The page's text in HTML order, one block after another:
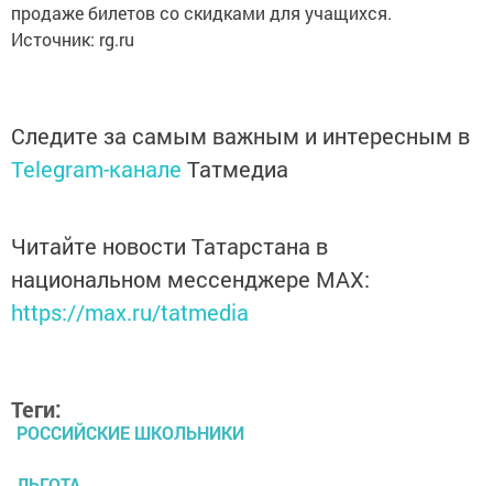
продаже билетов со скидками для учащихся.
Источник: rg.ru
Следите за самым важным и интересным в
Telegram-канале Татмедиа
Читайте новости Татарстана в
национальном мессенджере MАХ:
https://max.ru/tatmedia
Теги:
РОССИЙСКИЕ ШКОЛЬНИКИ